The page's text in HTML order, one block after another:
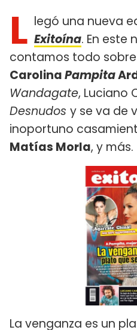
L legó una nueva
Exitoína. En este
contamos todo
CarolinaPampita
Wandagate, Luciano
Desnudos y se va de
inoportuno
Matías Morla, y más.
La venganza es un